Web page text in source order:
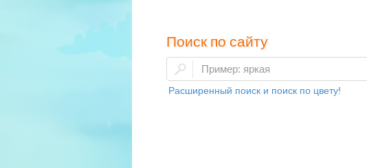
Поиск по сайту
Расширенный поиск и поиск по цвету!